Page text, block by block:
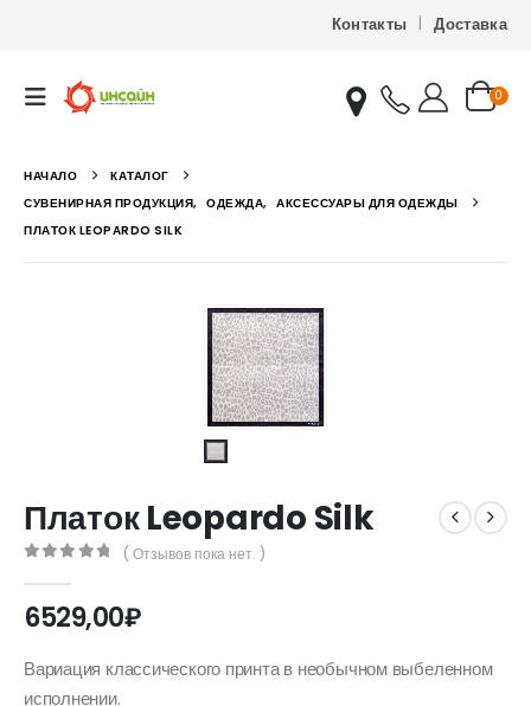
Контакты Доставка
0
НАЧАЛО
КАТАЛОГ
СУВЕНИРНАЯ ПРОДУКЦИЯ, ОДЕЖДА, АКСЕССУАРЫ ДЛЯ ОДЕЖДЫ
ПЛАТОК LEOPARDO SILK
Платок Leopardo Silk
( Отзывов пока нет. )
6529,00₽
Вариация классического принта в необычном выбеленном
исполнении.